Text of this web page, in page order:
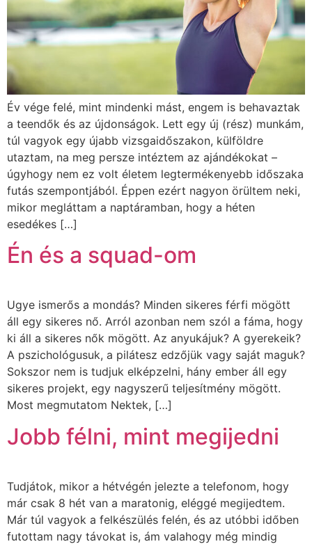
Év vége felé, mint mindenki mást, engem is behavaztak
a teendők és az újdonságok. Lett egy új (rész) munkám,
túl vagyok egy újabb vizsgaidőszakon, külföldre
utaztam, na meg persze intéztem az ajándékokat –
úgyhogy nem ez volt életem legtermékenyebb időszaka
futás szempontjából. Éppen ezért nagyon örültem neki,
mikor megláttam a naptáramban, hogy a héten
esedékes […]
Én és a squad-om
Ugye ismerős a mondás? Minden sikeres férfi mögött
áll egy sikeres nő. Arról azonban nem szól a fáma, hogy
ki áll a sikeres nők mögött. Az anyukájuk? A gyerekeik?
A pszichológusuk, a pilátesz edzőjük vagy saját maguk?
Sokszor nem is tudjuk elképzelni, hány ember áll egy
sikeres projekt, egy nagyszerű teljesítmény mögött.
Most megmutatom Nektek, […]
Jobb félni, mint megijedni
Tudjátok, mikor a hétvégén jelezte a telefonom, hogy
már csak 8 hét van a maratonig, eléggé megijedtem.
Már túl vagyok a felkészülés felén, és az utóbbi időben
futottam nagy távokat is, ám valahogy még mindig